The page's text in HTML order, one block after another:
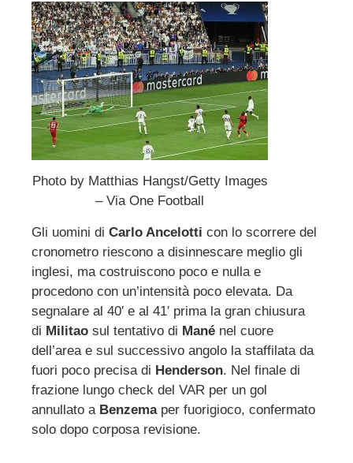
Photo by Matthias Hangst/Getty Images
– Via One Football
Gli uomini di Carlo Ancelotti con lo scorrere del
cronometro riescono a disinnescare meglio gli
inglesi, ma costruiscono poco e nulla e
procedono con un’intensità poco elevata. Da
segnalare al 40′ e al 41′ prima la gran chiusura
di Militao sul tentativo di Mané nel cuore
dell’area e sul successivo angolo la staffilata da
fuori poco precisa di Henderson. Nel finale di
frazione lungo check del VAR per un gol
annullato a Benzema per fuorigioco, confermato
solo dopo corposa revisione.